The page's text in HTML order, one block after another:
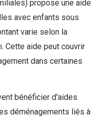
propose une aide
avec enfants sous
varie selon la
Cette aide peut couvrir
dans certaines
bénéficier d'aides
déménagements liés à